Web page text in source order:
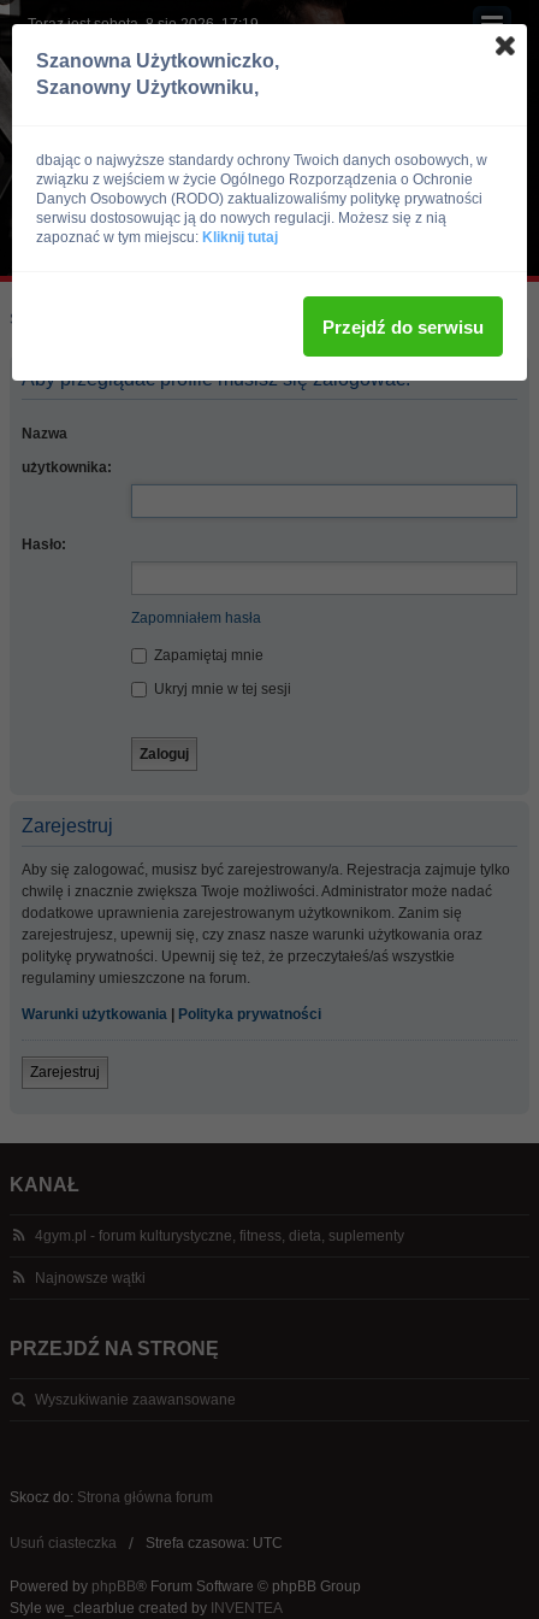
Teraz jest sobota, 8 sie 2026, 17:19
Skocz do:
Aby przeglądać profile musisz się zalogować.
Nazwa
użytkownika:
Hasło:
Zapomniałem hasła
Zapamiętaj mnie
Ukryj mnie w tej sesji
Zarejestruj
Aby się zalogować, musisz być zarejestrowany/a. Rejestracja zajmuje tylko
chwilę i znacznie zwiększa Twoje możliwości. Administrator może nadać
dodatkowe uprawnienia zarejestrowanym użytkownikom. Zanim się
zarejestrujesz, upewnij się, czy znasz nasze warunki użytkowania oraz
politykę prywatności. Upewnij się też, że przeczytałeś/aś wszystkie
regulaminy umieszczone na forum.
Warunki użytkowania Polityka prywatności
Zarejestruj
KANAŁ
4gym.pl - forum kulturystyczne, fitness, dieta, suplementy
Najnowsze wątki
PRZEJDŹ NA STRONĘ
Wyszukiwanie zaawansowane
Skocz do: Strona główna forum
Usuń ciasteczka Strefa czasowa: UTC
Powered by phpBB® Forum Software © phpBB Group
Style we_clearblue created by INVENTEA
Szanowna Użytkowniczko,
Szanowny Użytkowniku,
dbając o najwyższe standardy ochrony Twoich danych osobowych, w
związku z wejściem w życie Ogólnego Rozporządzenia o Ochronie
Danych Osobowych (RODO) zaktualizowaliśmy politykę prywatności
serwisu dostosowując ją do nowych regulacji. Możesz się z nią
zapoznać w tym miejscu: Kliknij tutaj
Przejdź do serwisu